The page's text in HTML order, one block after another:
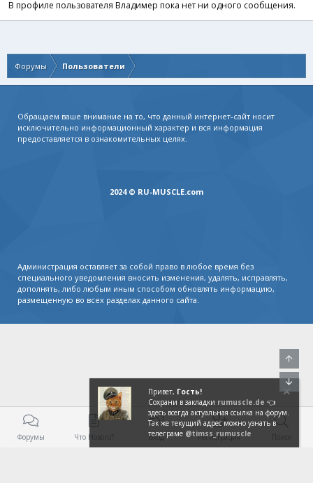
В профиле пользователя Владимер пока нет ни одного сообщения.
Форумы Пользователи
Обращаем ваше внимание на то, что данный интернет-сайт носит
исключительно информационный характер и вся информация
предоставляется в ознакомительных целях.
2024 © RU-MUSCLE.com
Администрация оставляет за собой право в любое время без
специального уведомления вносить изменения, удалять, исправлять,
дополнять, либо любым иным способом обновлять информацию,
размещенную во всех разделах данного сайта.
Форумы Что Нового? Вход Регистрация
Привет, Гость!
Сохрани в закладки rumuscle.de 👈
здесь всегда актуальная ссылка на форум.
Так же текущий адрес можно узнать в
телеграме @timss_rumuscle